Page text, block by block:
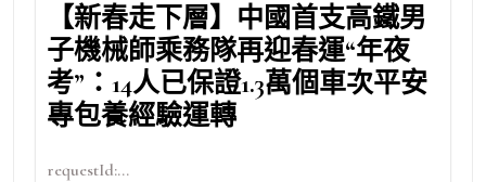
【新春走下層】中國首支高鐵男
子機械師乘務隊再迎春運“年夜
考”：14人已保證1.3萬個車次平安
專包養經驗運轉
requestId:...